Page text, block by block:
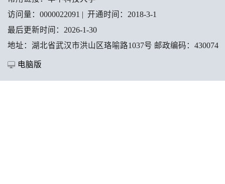
访问量： 0000022091 | 开通时间： 2018-3-1
最后更新时间： 2026-1-30
地址：湖北省武汉市洪山区珞喻路1037号 邮政编码：430074
电脑版